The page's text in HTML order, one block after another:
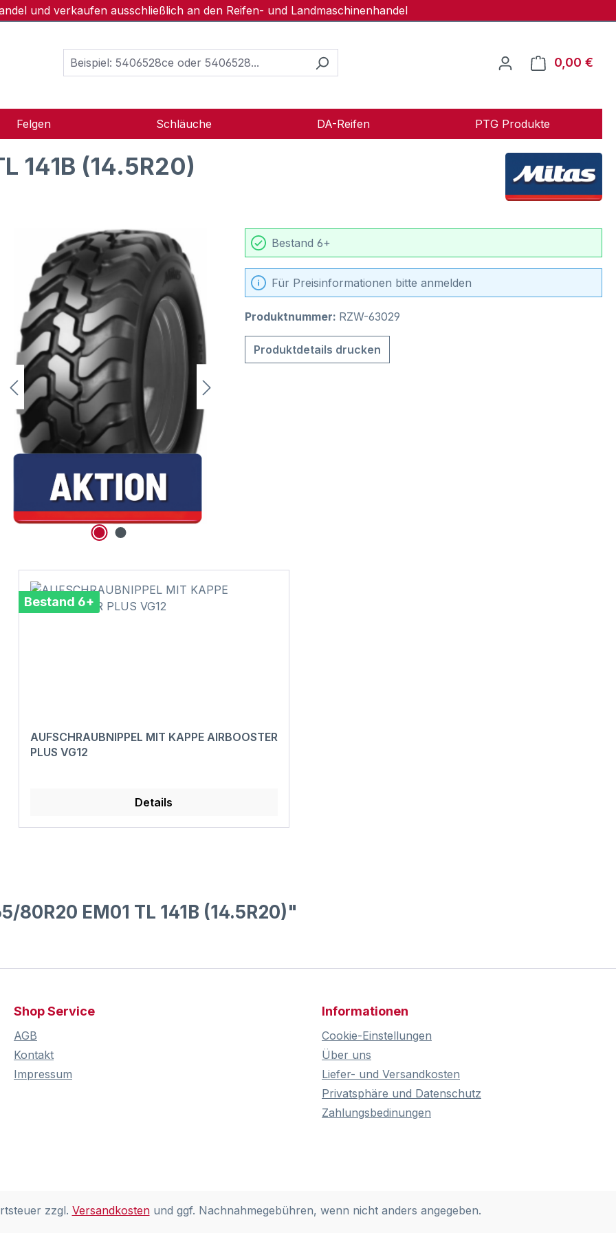
und verkaufen ausschließlich an den Reifen- und Landmaschinenhandel
0,00 €
Felgen Schläuche DA-Reifen PTG Produkte
141B (14.5R20)
Bestand 6+
Für Preisinformationen bitte anmelden
Produktnummer: RZW-63029
Produktdetails drucken
Bestand 6+
AUFSCHRAUBNIPPEL MIT KAPPE AIRBOOSTER
PLUS VG12
Details
EM01 TL 141B (14.5R20)"
Shop Service
AGB
Kontakt
Impressum
Informationen
Cookie-Einstellungen
Über uns
Liefer- und Versandkosten
Privatsphäre und Datenschutz
Zahlungsbedinungen
zzgl. Versandkostenund ggf. Nachnahmegebühren, wenn nicht anders angegeben.